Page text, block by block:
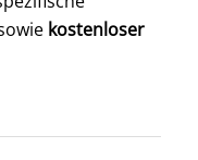
kostenloser